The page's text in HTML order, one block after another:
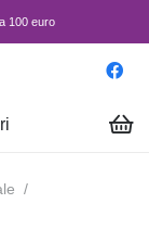
100 euro
/